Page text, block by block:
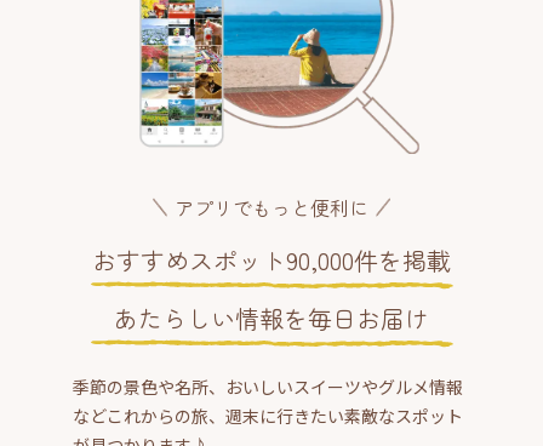
アプリでもっと便利に
おすすめスポット90,000件を掲載
あたらしい情報を毎日お届け
季節の景色や名所、おいしいスイーツやグルメ情報
などこれからの旅、週末に行きたい素敵なスポット